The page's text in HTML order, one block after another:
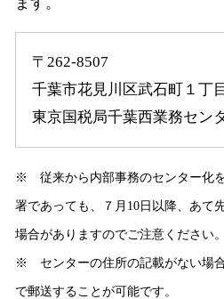
〒262-8507
千葉市花見川区武石町１丁
東京国税局千葉西業務セン
※ 従来から内部事務のセンター化
署であっても、７月10日以降、あて
場合がありますのでご注意ください。
※ センターの住所の記載がない場
で郵送することが可能です。